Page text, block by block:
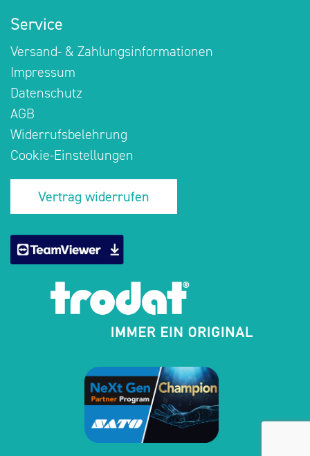
Service
Versand- & Zahlungsinformationen
Impressum
Datenschutz
AGB
Widerrufsbelehrung
Cookie-Einstellungen
Vertrag widerrufen